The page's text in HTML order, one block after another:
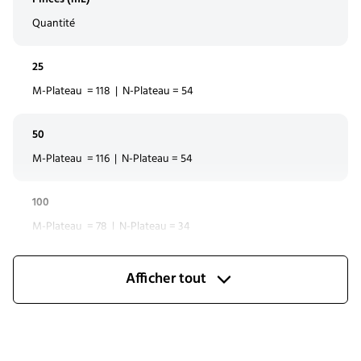
Quantité
25
M-Plateau = 118 | N-Plateau = 54
50
M-Plateau = 116 | N-Plateau = 54
100
M-Plateau = 78 | N-Plateau = 34
Afficher tout